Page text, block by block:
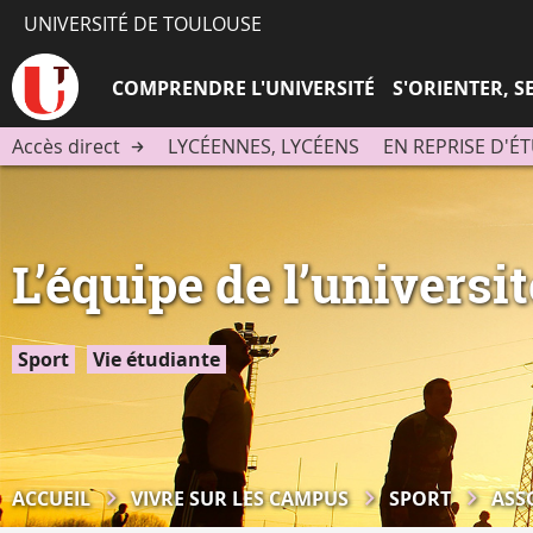
UNIVERSITÉ DE TOULOUSE
COMPRENDRE L'UNIVERSITÉ S'ORIENTER,
Accès direct LYCÉENNES, LYCÉENS EN REPRISE
L’équipe de
Sport Vie étudiante
ACCUEIL VIVRE SUR LES CAMPUS SPORT